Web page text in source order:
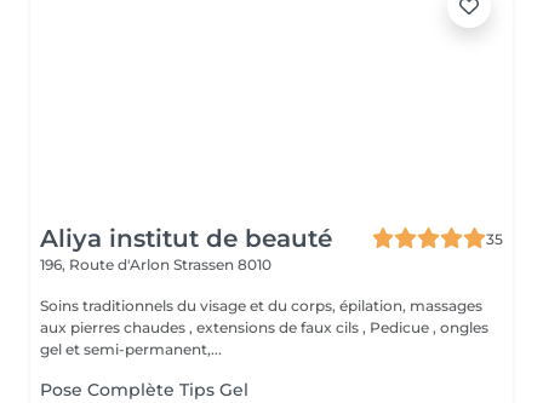
Aliya institut de beauté
35
196, Route d'Arlon Strassen 8010
Soins traditionnels du visage et du corps, épilation, massages
aux pierres chaudes , extensions de faux cils , Pedicue , ongles
gel et semi-permanent,...
Pose Complète Tips Gel